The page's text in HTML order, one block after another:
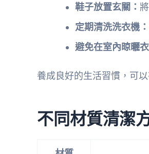
鞋子放置玄關：
定期清洗洗衣機：
避免在室內晾曬衣
養成良好的生活習慣，可
不同材質清潔